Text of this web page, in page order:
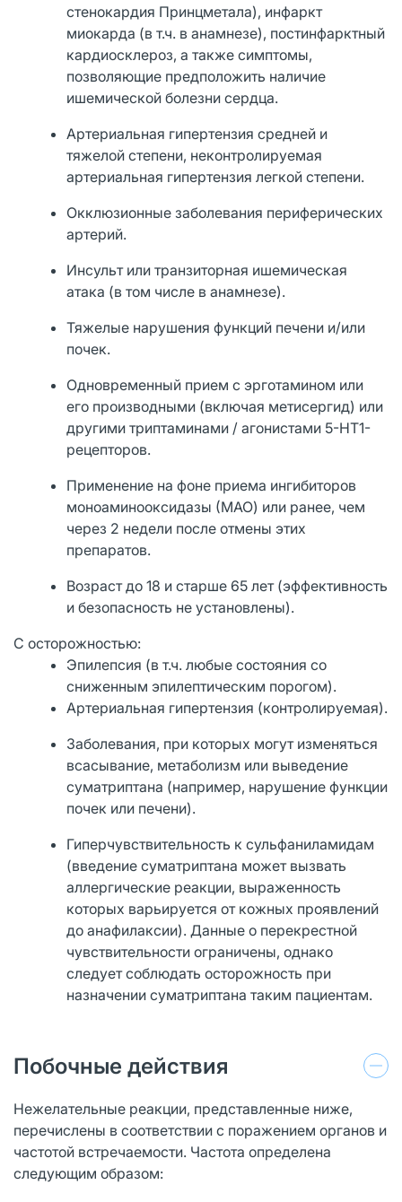
стенокардия Принцметала), инфаркт
миокарда (в т.ч. в анамнезе), постинфарктный
кардиосклероз, а также симптомы,
позволяющие предположить наличие
ишемической болезни сердца.
Артериальная гипертензия средней и
тяжелой степени, неконтролируемая
артериальная гипертензия легкой степени.
Окклюзионные заболевания периферических
артерий.
Инсульт или транзиторная ишемическая
атака (в том числе в анамнезе).
Тяжелые нарушения функций печени и/или
почек.
Одновременный прием с эрготамином или
его производными (включая метисергид) или
другими триптаминами / агонистами 5-НТ1-
рецепторов.
Применение на фоне приема ингибиторов
моноаминооксидазы (МАО) или ранее, чем
через 2 недели после отмены этих
препаратов.
Возраст до 18 и старше 65 лет (эффективность
и безопасность не установлены).
С осторожностью:
Эпилепсия (в т.ч. любые состояния со
сниженным эпилептическим порогом).
Артериальная гипертензия (контролируемая).
Заболевания, при которых могут изменяться
всасывание, метаболизм или выведение
суматриптана (например, нарушение функции
почек или печени).
Гиперчувствительность к сульфаниламидам
(введение суматриптана может вызвать
аллергические реакции, выраженность
которых варьируется от кожных проявлений
до анафилаксии). Данные о перекрестной
чувствительности ограничены, однако
следует соблюдать осторожность при
назначении суматриптана таким пациентам.
Побочные действия
Нежелательные реакции, представленные ниже,
перечислены в соответствии с поражением органов и
частотой встречаемости. Частота определена
следующим образом: